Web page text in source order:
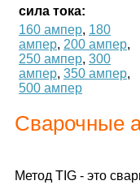
сила тока:
160 ампер, 180
ампер, 200 ампер,
250 ампер, 300
ампер, 350 ампер,
500 ампер
Сварочные
Метод TIG - это